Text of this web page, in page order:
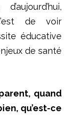
de voir
éducative
de santé
quand
qu’est-ce